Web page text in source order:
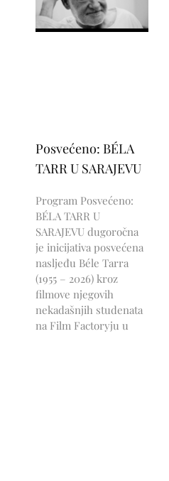
Posvećeno: BÉLA
TARR U SARAJEVU
Program Posvećeno:
BÉLA TARR U
SARAJEVU dugoročna
je inicijativa posvećena
nasljeđu Béle Tarra
(1955 – 2026) kroz
filmove njegovih
nekadašnjih studenata
na Film Factoryju u